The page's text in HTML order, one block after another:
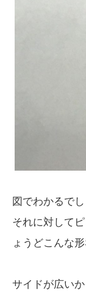
図でわかるで
それに対して
ょうどこんな
サイドが広い